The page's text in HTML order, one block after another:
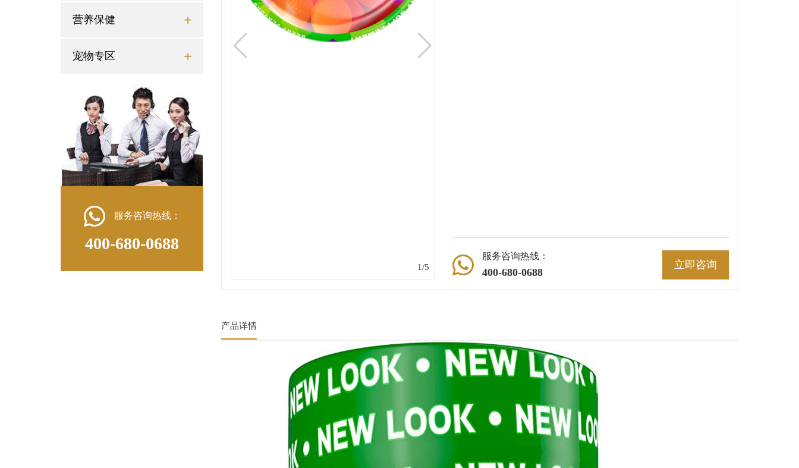
营养保健 
宠物专区 
 服务咨询热线：
400-680-0688
1/5  服务咨询热线：
400-680-0688
立即咨询
产品详情